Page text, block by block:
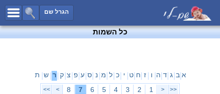
הגרל שם
כל השמות
שמות לבנים
שמות משותפים
כל השמות
א ב ג ד ה ו ז ח ט י כ ל מ נ ס ע פ צ ק ר ש ת
<<
<
1
2
3
4
5
6
7
8
>
>>